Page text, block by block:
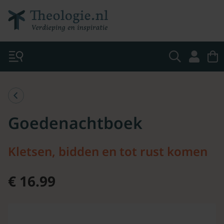
Goedenachtboek
Kletsen, bidden en tot rust komen
€ 16.99